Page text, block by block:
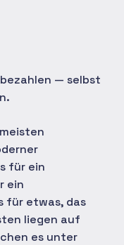
— selbst
für ein
ein
für etwas, das
liegen auf
es unter